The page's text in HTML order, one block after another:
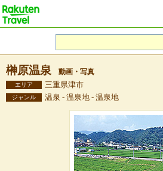
榊原温泉 動画・写真
エリア 三重県津市
ジャンル 温泉 - 温泉地 - 温泉地